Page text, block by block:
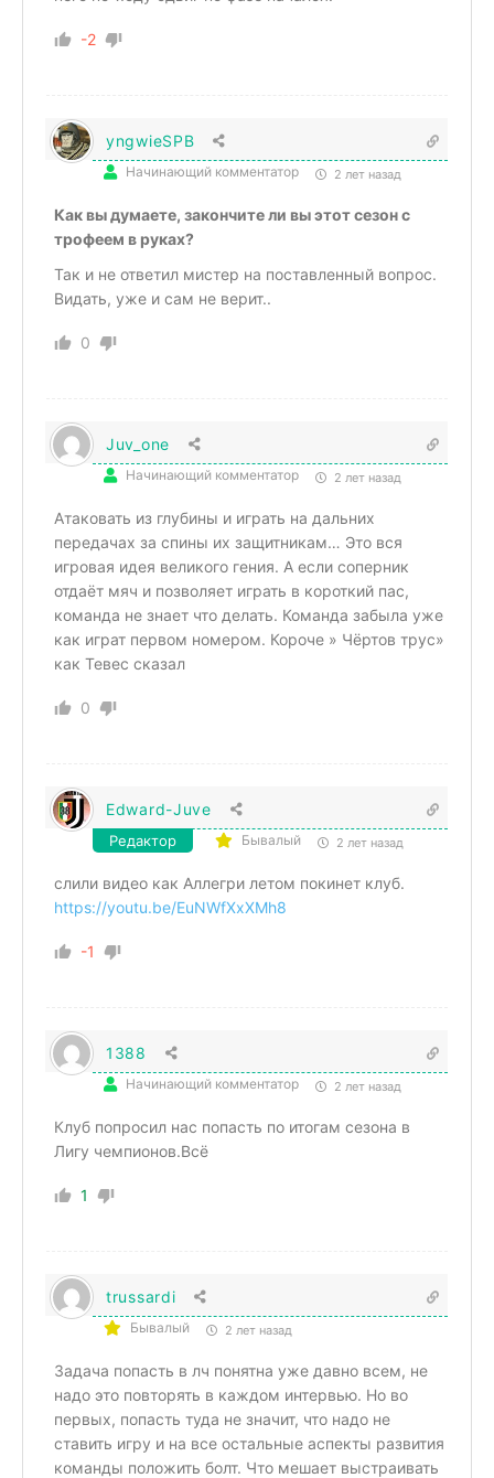
-2
yngwieSPB
Начинающий комментатор 2 лет назад
Как вы думаете, закончите ли вы этот сезон с
трофеем в руках?
Так и не ответил мистер на поставленный вопрос.
Видать, уже и сам не верит..
0
Juv_one
Начинающий комментатор 2 лет назад
Атаковать из глубины и играть на дальних
передачах за спины их защитникам… Это вся
игровая идея великого гения. А если соперник
отдаёт мяч и позволяет играть в короткий пас,
команда не знает что делать. Команда забыла уже
как играт первом номером. Короче » Чёртов трус»
как Тевес сказал
0
Edward-Juve
Редактор Бывалый 2 лет назад
слили видео как Аллегри летом покинет клуб.
https://youtu.be/EuNWfXxXMh8
-1
1388
Начинающий комментатор 2 лет назад
Клуб попросил нас попасть по итогам сезона в
Лигу чемпионов.Всё
1
trussardi
Бывалый 2 лет назад
Задача попасть в лч понятна уже давно всем, не
надо это повторять в каждом интервью. Но во
первых, попасть туда не значит, что надо не
ставить игру и на все остальные аспекты развития
команды положить болт. Что мешает выстраивать